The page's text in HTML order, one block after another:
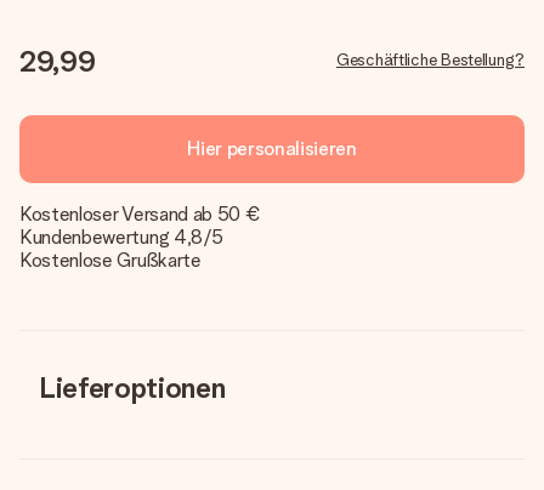
29,99 Geschäftliche Bestellung?
Hier personalisieren
Kostenloser Versand ab 50 €
Kundenbewertung 4,8/5
Kostenlose Grußkarte
Lieferoptionen